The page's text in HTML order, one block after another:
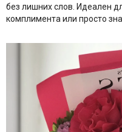
без лишних слов. Идеален
комплимента или просто